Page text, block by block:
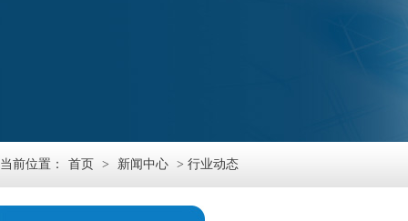
当前位置： 首页 > 新闻中心 > 行业动态